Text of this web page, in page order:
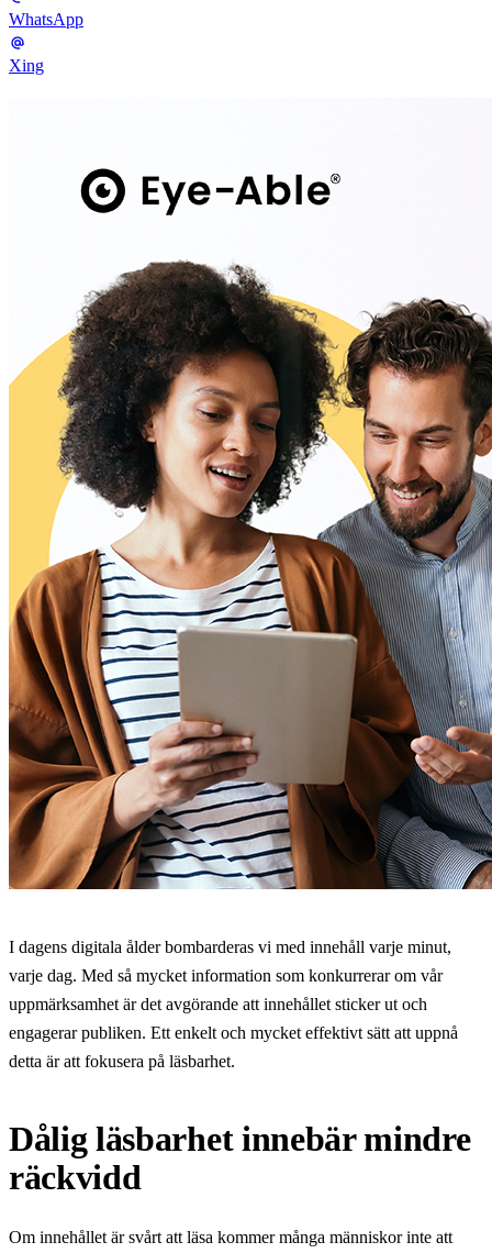
WhatsApp
Xing
I dagens digitala ålder bombarderas vi med innehåll varje minut,
varje dag. Med så mycket information som konkurrerar om vår
uppmärksamhet är det avgörande att innehållet sticker ut och
engagerar publiken. Ett enkelt och mycket effektivt sätt att uppnå
detta är att fokusera på läsbarhet.
Dålig läsbarhet innebär mindre
räckvidd
Om innehållet är svårt att läsa kommer många människor inte att